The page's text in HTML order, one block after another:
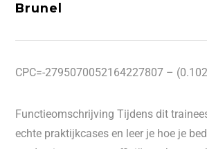
Brunel
CPC=-2795070052164227807 –
Functieomschrijving Tijdens dit
echte praktijkcases en leer je hoe je